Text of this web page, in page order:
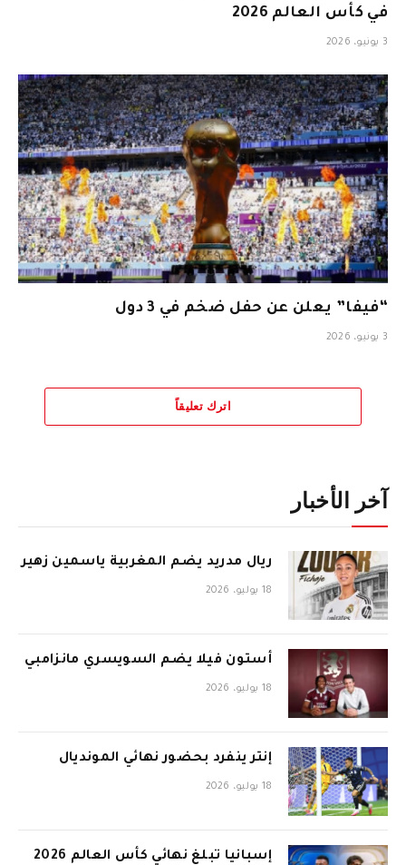
في كأس العالم 2026
3 يونيو، 2026
“فيفا” يعلن عن حفل ضخم في 3 دول
3 يونيو، 2026
اترك تعليقاً
آخر الأخبار
ريال مدريد يضم المغربية ياسمين زهير
18 يوليو، 2026
أستون فيلا يضم السويسري مانزامبي
18 يوليو، 2026
إنتر ينفرد بحضور نهائي المونديال
18 يوليو، 2026
إسبانيا تبلغ نهائي كأس العالم 2026